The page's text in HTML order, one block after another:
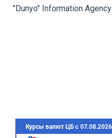
"Dunyo" Information Agency